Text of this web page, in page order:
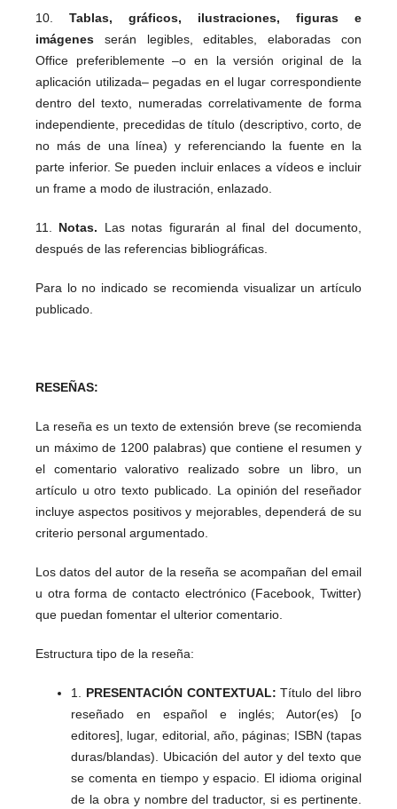
10. Tablas, gráficos, ilustraciones, figuras e
imágenesserán legibles, editables, elaboradas con
Office preferiblemente –o en la versión original de la
aplicación utilizada– pegadas en el lugar correspondiente
dentro del texto, numeradas correlativamente de forma
independiente, precedidas de título (descriptivo, corto, de
no más de una línea) y referenciando la fuente en la
parte inferior. Se pueden incluir enlaces a vídeos e incluir
un frame a modo de ilustración, enlazado.
11. Notas. Las notas figurarán al final del documento,
después de las referencias bibliográficas.
Para lo no indicado se recomienda visualizar un artículo
publicado.
RESEÑAS:
La reseña es un texto de extensión breve (se recomienda
un máximo de 1200 palabras) que contiene el resumen y
el comentario valorativo realizado sobre un libro, un
artículo u otro texto publicado. La opinión del reseñador
incluye aspectos positivos y mejorables, dependerá de su
criterio personal argumentado.
Los datos del autor de la reseña se acompañan del email
u otra forma de contacto electrónico (Facebook, Twitter)
que puedan fomentar el ulterior comentario.
Estructura tipo de la reseña:
1. PRESENTACIÓN CONTEXTUAL:Título del libro
reseñado en español e inglés; Autor(es) [o
editores], lugar, editorial, año, páginas; ISBN (tapas
duras/blandas). Ubicación del autor y del texto que
se comenta en tiempo y espacio. El idioma original
de la obra y nombre del traductor, si es pertinente.